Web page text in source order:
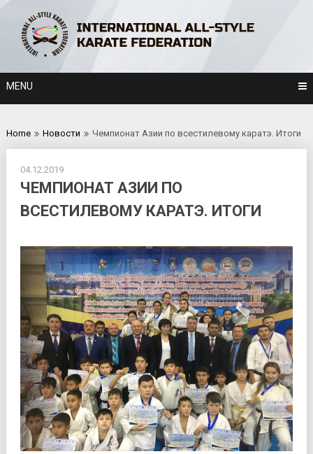
content
MENU
Home Новости Чемпионат Азии по всестилевому каратэ. Итоги
04.12.2019
ЧЕМПИОНАТ АЗИИ ПО
ВСЕСТИЛЕВОМУ КАРАТЭ. ИТОГИ